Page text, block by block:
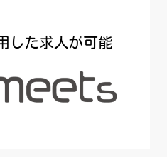
#求職者 #27卒
ア #業種別
#28卒 #ロールモデル